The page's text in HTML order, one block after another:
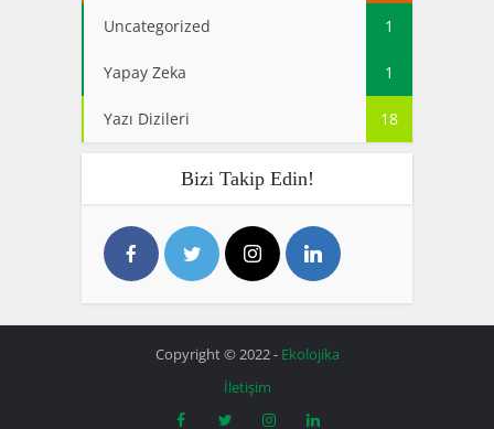
Uncategorized 1
Yapay Zeka 1
Yazı Dizileri 18
Bizi Takip Edin!
Copyright © 2022 - Ekolojika
İletişim